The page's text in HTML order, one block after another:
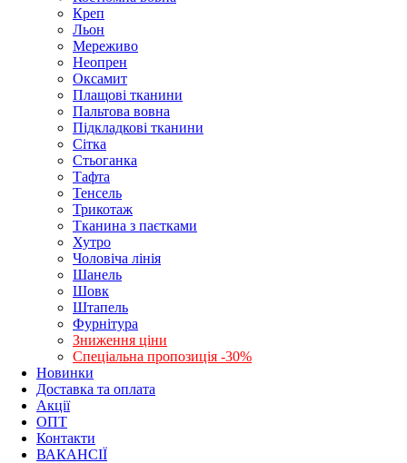
Креп
Льон
Мереживо
Неопрен
Оксамит
Плащові тканини
Пальтова вовна
Підкладкові тканини
Сітка
Стьоганка
Тафта
Тенсель
Трикотаж
Тканина з паєтками
Хутро
Чоловіча лінія
Шанель
Шовк
Штапель
Фурнітура
Зниження ціни
Спеціальна пропозиція -30%
Новинки
Доставка та оплата
Акції
ОПТ
Контакти
ВАКАНСІЇ